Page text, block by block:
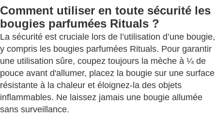
Comment utiliser en toute sécurité les
bougies parfumées Rituals ?
La sécurité est cruciale lors de l’utilisation d’une bougie,
y compris les bougies parfumées Rituals. Pour garantir
une utilisation sûre, coupez toujours la mèche à ¼ de
pouce avant d'allumer, placez la bougie sur une surface
résistante à la chaleur et éloignez-la des objets
inflammables. Ne laissez jamais une bougie allumée
sans surveillance.